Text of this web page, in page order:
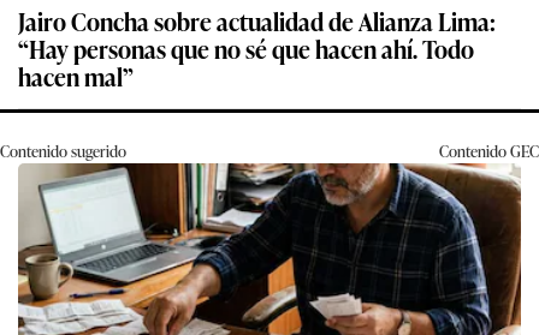
Jairo Concha sobre actualidad de Alianza Lima:
“Hay personas que no sé que hacen ahí. Todo
hacen mal”
Contenido sugerido ContenidoGEC